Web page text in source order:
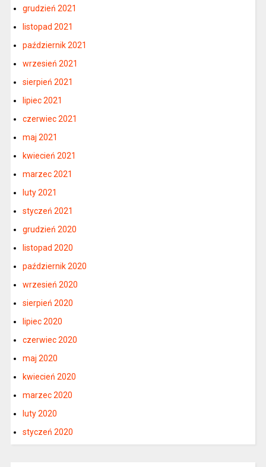
grudzień 2021
listopad 2021
październik 2021
wrzesień 2021
sierpień 2021
lipiec 2021
czerwiec 2021
maj 2021
kwiecień 2021
marzec 2021
luty 2021
styczeń 2021
grudzień 2020
listopad 2020
październik 2020
wrzesień 2020
sierpień 2020
lipiec 2020
czerwiec 2020
maj 2020
kwiecień 2020
marzec 2020
luty 2020
styczeń 2020